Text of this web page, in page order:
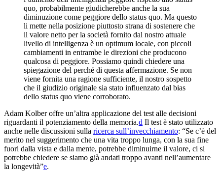
quo, probabilmente giudicherebbe anche la sua
diminuzione come peggiore dello status quo. Ma questo
li mette nella posizione piuttosto strana di sostenere che
il valore netto per la società fornito dal nostro attuale
livello di intelligenza è un optimum locale, con piccoli
cambiamenti in entrambe le direzioni che producono
qualcosa di peggiore. Possiamo quindi chiedere una
spiegazione del perché di questa affermazione. Se non
viene fornita una ragione sufficiente, il nostro sospetto
che il giudizio originale sia stato influenzato dal bias
dello status quo viene corroborato.
Adam Kolber offre un’altra applicazione del test alle decisioni
riguardanti il potenziamento della memoria.⁠d Il test è stato utilizzato
anche nelle discussioni sulla ricerca sull’invecchiamento: “Se c’è del
merito nel suggerimento che una vita troppo lunga, con la sua fine
fuori dalla vista e dalla mente, potrebbe diminuirne il valore, ci si
potrebbe chiedere se siamo già andati troppo avanti nell’aumentare
la longevità”⁠e.